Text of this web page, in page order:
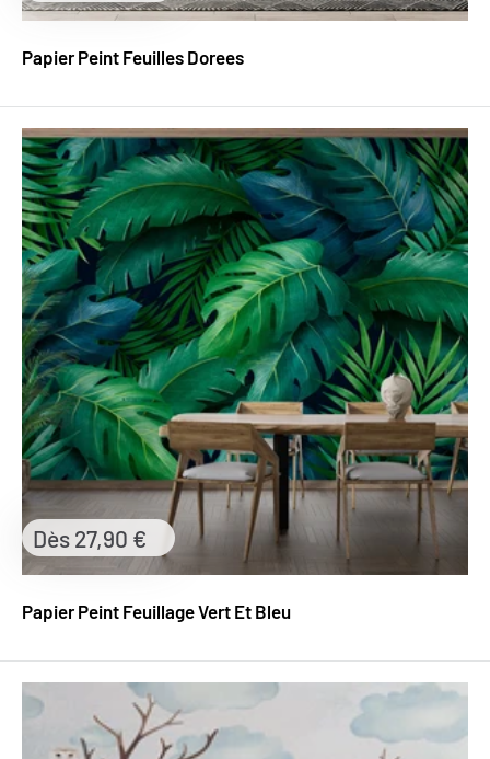
Papier Peint Feuilles Dorees
réduit
Papier Peint Feuillage Vert Et Bleu
Prix
réduit
Dès 27,90 €